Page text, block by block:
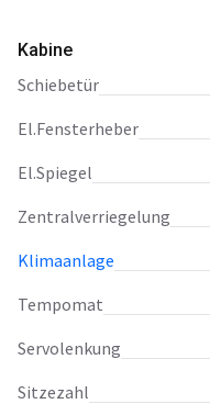
Kabine
Schiebetür
El.Fensterheber
El.Spiegel
Zentralverriegelung
Klimaanlage
Tempomat
Servolenkung
Sitzezahl